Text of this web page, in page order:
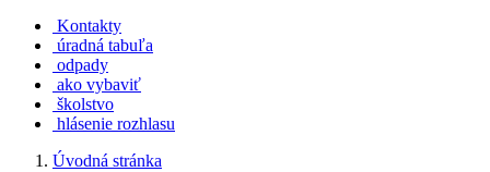
Kontakty
úradná tabuľa
odpady
ako vybaviť
školstvo
hlásenie rozhlasu
Úvodná stránka